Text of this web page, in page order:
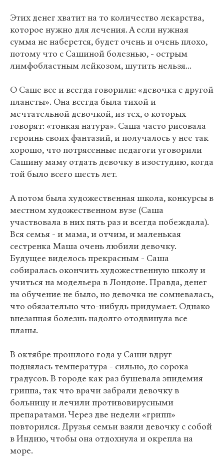
Этих денег хватит на то количество лекарства,
которое нужно для лечения. А если нужная
сумма не наберется, будет очень и очень плохо,
потому что с Сашиной болезнью, - острым
лимфобластным лейкозом, шутить нельзя...
О Саше все и всегда говорили: «девочка с другой
планеты». Она всегда была тихой и
мечтательной девочкой, из тех, о которых
говорят: «тонкая натура». Саша часто рисовала
героинь своих фантазий, и получалось у нее так
хорошо, что потрясенные педагоги уговорили
Сашину маму отдать девочку в изостудию, когда
той было всего шесть лет.
А потом была художественная школа, конкурсы в
местном художественном вузе (Саша
участвовала в них пять раз и всегда побеждала).
Вся семья - и мама, и отчим, и маленькая
сестренка Маша очень любили девочку.
Будущее виделось прекрасным - Саша
собиралась окончить художественную школу и
учиться на модельера в Лондоне. Правда, денег
на обучение не было, но девочка не сомневалась,
что обязательно что-нибудь придумает. Однако
внезапная болезнь надолго отодвинула все
планы.
В октябре прошлого года у Саши вдруг
поднялась температура - сильно, до сорока
градусов. В городе как раз бушевала эпидемия
гриппа, так что врачи забрали девочку в
больницу и лечили противовирусными
препаратами. Через две недели «грипп»
повторился. Друзья семьи взяли девочку с собой
в Индию, чтобы она отдохнула и окрепла на
море.